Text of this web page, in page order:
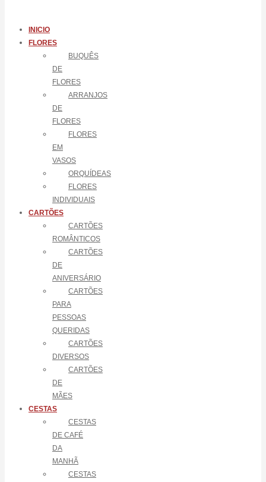
INICIO
FLORES
BUQUÊS
DE
FLORES
ARRANJOS
DE
FLORES
FLORES
EM
VASOS
ORQUÍDEAS
FLORES
INDIVIDUAIS
CARTÕES
CARTÕES
ROMÂNTICOS
CARTÕES
DE
ANIVERSÁRIO
CARTÕES
PARA
PESSOAS
QUERIDAS
CARTÕES
DIVERSOS
CARTÕES
DE
MÃES
CESTAS
CESTAS
DE CAFÉ
DA
MANHÃ
CESTAS